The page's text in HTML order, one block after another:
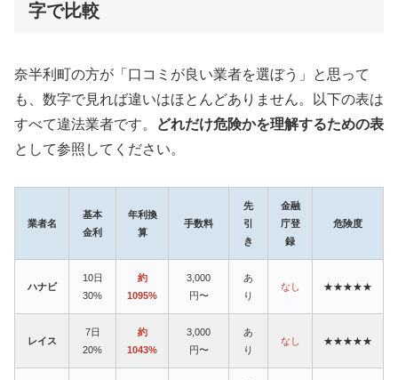
字で比較
奈半利町の方が「口コミが良い業者を選ぼう」と思って
も、数字で見れば違いはほとんどありません。以下の表は
すべて違法業者です。
どれだけ危険かを理解するための表
として参照してください。
業者名
基本
金利
年利換
算
手数料
先
引
き
金融
庁登
録
危険度
ハナビ
10日
30%
約
1095%
3,000
円〜
あ
り
なし ★★★★★
レイス
7日
20%
約
1043%
3,000
円〜
あ
り
なし ★★★★★